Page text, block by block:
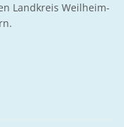
Landkreis Weilheim-